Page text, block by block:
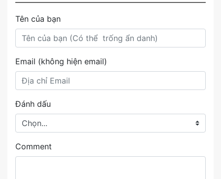
Tên của bạn
Email (không hiện email)
Đánh dấu
Comment